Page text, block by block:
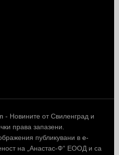
- Новините от Свиленград и
права запазени.
публикувани в e-
на „Анастас-Ф“ ЕООД и са